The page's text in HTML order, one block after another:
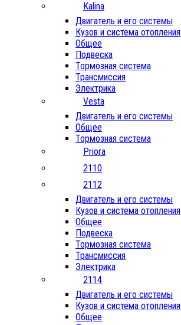
Kalina
Двигатель и его системы
Кузов и система отопления
Общее
Подвеска
Тормозная система
Трансмиссия
Электрика
Vesta
Двигатель и его системы
Общее
Тормозная система
Priora
2110
2112
Двигатель и его системы
Кузов и система отопления
Общее
Подвеска
Тормозная система
Трансмиссия
Электрика
2114
Двигатель и его системы
Кузов и система отопления
Общее